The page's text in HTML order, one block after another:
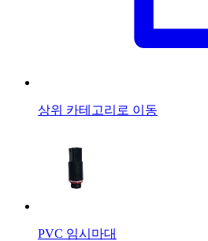
상위 카테고리로 이동
PVC 임시마대